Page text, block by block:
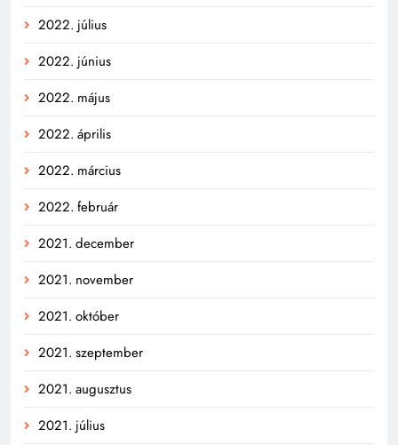
2022. július
2022. június
2022. május
2022. április
2022. március
2022. február
2021. december
2021. november
2021. október
2021. szeptember
2021. augusztus
2021. július